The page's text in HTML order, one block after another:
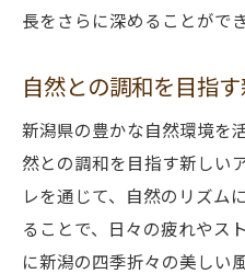
長をさらに深めることがで
自然との調和を目指
新潟県の豊かな自然環境を
然との調和を目指す新しい
レを通じて、自然のリズム
ることで、日々の疲れやス
に新潟の四季折々の美しい